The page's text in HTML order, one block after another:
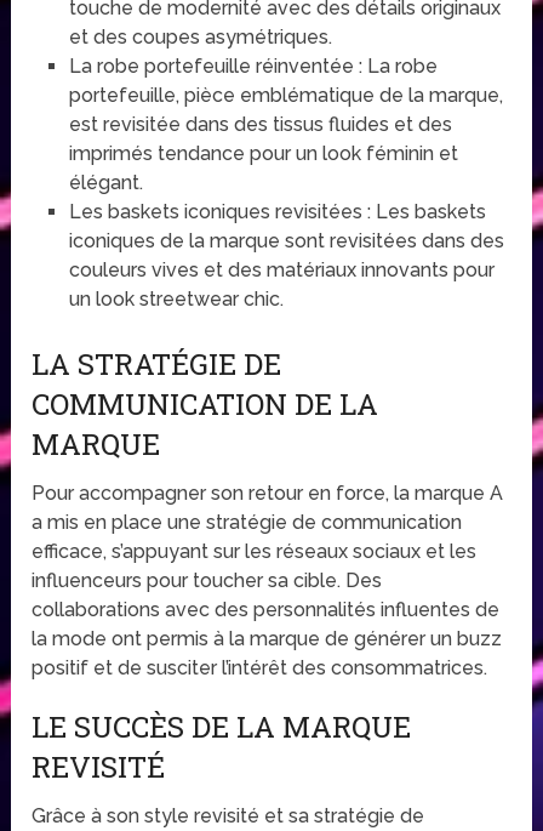
touche de modernité avec des détails originaux
et des coupes asymétriques.
La robe portefeuille réinventée : La robe
portefeuille, pièce emblématique de la marque,
est revisitée dans des tissus fluides et des
imprimés tendance pour un look féminin et
élégant.
Les baskets iconiques revisitées : Les baskets
iconiques de la marque sont revisitées dans des
couleurs vives et des matériaux innovants pour
un look streetwear chic.
LA STRATÉGIE DE
COMMUNICATION DE LA
MARQUE
Pour accompagner son retour en force, la marque A
a mis en place une stratégie de communication
efficace, s’appuyant sur les réseaux sociaux et les
influenceurs pour toucher sa cible. Des
collaborations avec des personnalités influentes de
la mode ont permis à la marque de générer un buzz
positif et de susciter l’intérêt des consommatrices.
LE SUCCÈS DE LA MARQUE
REVISITÉ
Grâce à son style revisité et sa stratégie de